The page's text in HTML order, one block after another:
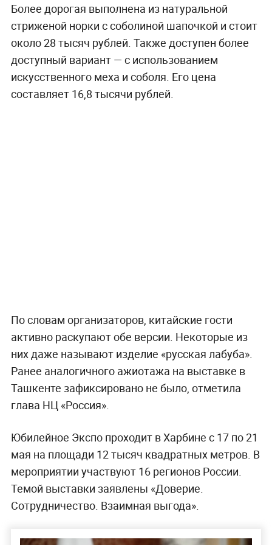
Более дорогая выполнена из натуральной
стриженой норки с соболиной шапочкой и стоит
около 28 тысяч рублей. Также доступен более
доступный вариант — с использованием
искусственного меха и соболя. Его цена
составляет 16,8 тысячи рублей.
По словам организаторов, китайские гости
активно раскупают обе версии. Некоторые из
них даже называют изделие «русская лабуба».
Ранее аналогичного ажиотажа на выставке в
Ташкенте зафиксировано не было, отметила
глава НЦ «Россия».
Юбилейное Экспо проходит в Харбине с 17 по 21
мая на площади 12 тысяч квадратных метров. В
мероприятии участвуют 16 регионов России.
Темой выставки заявлены «Доверие.
Сотрудничество. Взаимная выгода».